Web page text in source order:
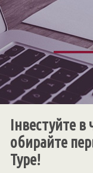
Інвестуйте в
обирайте
Type!